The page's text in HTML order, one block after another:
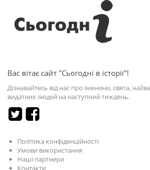
Вас вітає сайт "Сьогодні в історії"!
Дізнавайтесь від нас про іменини, свята,
видатних людей на наступний тиждень.
Політика конфіденційності
Умови використання
Наші партнери
Контакти